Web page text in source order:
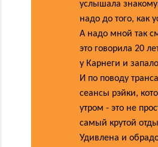
услышала
надо до того, как
А надо мной так
это говорила 20
у Карнеги и
И по поводу
сеансы рэйки,
утром - это не
самый крутой
Удивлена и